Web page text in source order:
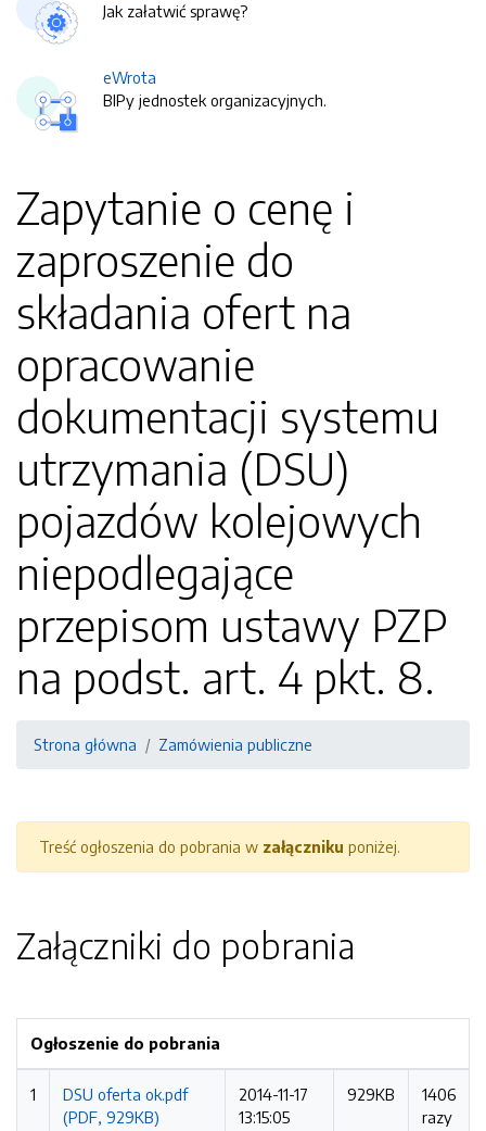
Jak załatwić sprawę?
eWrota
BIPy jednostek organizacyjnych.
Zapytanie o cenę i
zaproszenie do
składania ofert na
opracowanie
dokumentacji systemu
utrzymania (DSU)
pojazdów kolejowych
niepodlegające
przepisom ustawy PZP
na podst. art. 4 pkt. 8.
Strona główna Zamówienia publiczne
Treść ogłoszenia do pobrania w załączniku poniżej.
Załączniki do pobrania
Ogłoszenie do pobrania
1
DSU oferta ok.pdf
(PDF, 929KB)
2014-11-17
13:15:05
929KB
1406
razy